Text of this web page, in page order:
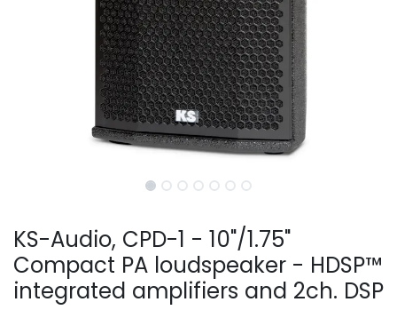
KS-Audio, CPD-1 - 10"/1.75"
Compact PA loudspeaker - HDSP™
integrated amplifiers and 2ch. DSP